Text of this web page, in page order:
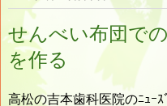
せんべい布団で
を作る
高松の吉本歯科医院のﾆｭｰ